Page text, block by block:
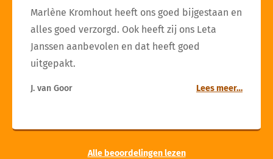
Marlène Kromhout heeft ons goed bijgestaan en
alles goed verzorgd. Ook heeft zij ons Leta
Janssen aanbevolen en dat heeft goed
uitgepakt.
J. van Goor Lees meer…
Alle beoordelingen lezen